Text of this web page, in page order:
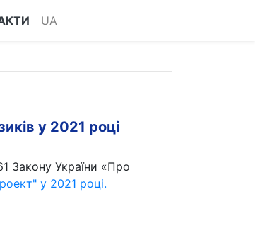
UA
у 2021 році
Закону України «Про
у 2021 році.